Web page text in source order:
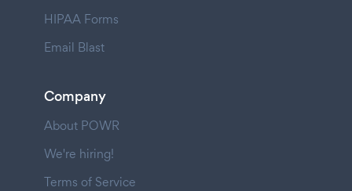
HIPAA Forms
Email Blast
Company
About POWR
We're hiring!
Terms of Service